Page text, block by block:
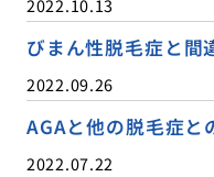
2022.10.13
びまん性脱毛症と間
2022.09.26
AGAと他の脱毛症と
2022.07.22